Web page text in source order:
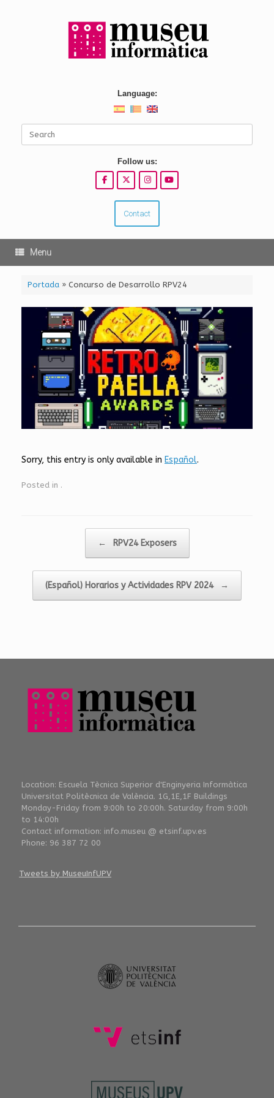
Language:
Follow us:
Contact
Menu
Portada» Concurso de Desarrollo RPV24
Sorry, this entry is only available in Español.
Posted in .
← RPV24 Exposers
(Español) Horarios y Actividades RPV 2024 →
Location: Escuela Tècnica Superior d'Enginyeria Informàtica
Universitat Politècnica de València. 1G,1E,1F Buildings
Monday-Friday from 9:00h to 20:00h. Saturday from 9:00h
to 14:00h
Contact information: info.museu @ etsinf.upv.es
Phone: 96 387 72 00
Tweets by MuseuInfUPV